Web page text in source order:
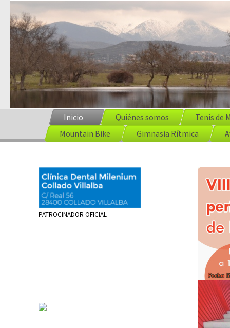
Inicio Quiénes somos
Tenis de
Mountain Bike
Gimnasia Rítmica
PATROCINADOR OFICIAL